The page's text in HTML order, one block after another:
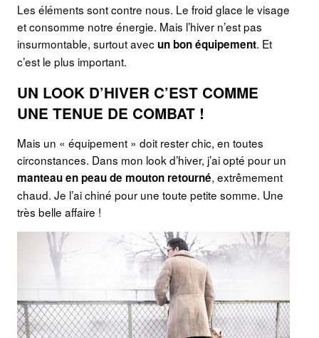
Les éléments sont contre nous. Le froid glace le visage
et consomme notre énergie. Mais l’hiver n’est pas
insurmontable, surtout avecun bon équipement. Et
c’est le plus important.
UN LOOK D’HIVER C’EST COMME
UNE TENUE DE COMBAT !
Mais un « équipement » doit rester chic, en toutes
circonstances. Dans mon look d’hiver, j’ai opté pour un
manteau en peau de mouton retourné, extrêmement
chaud. Je l’ai chiné pour une toute petite somme. Une
très belle affaire !